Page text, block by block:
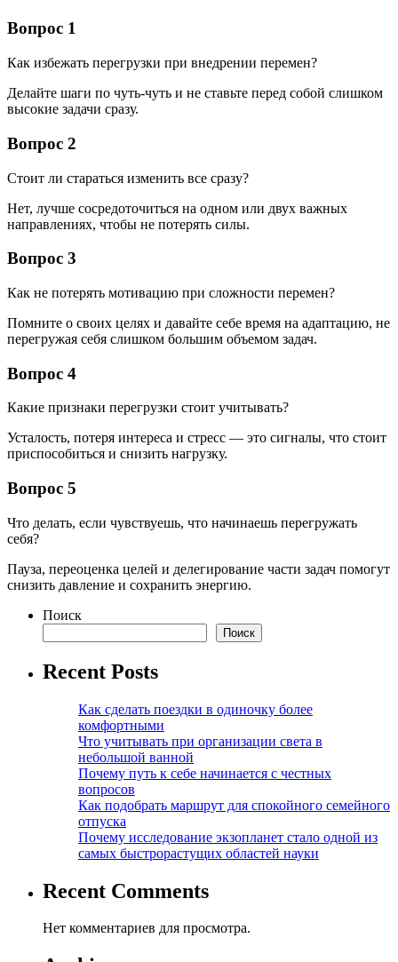
Вопрос 1
Как избежать перегрузки при внедрении перемен?
Делайте шаги по чуть-чуть и не ставьте перед собой слишком
высокие задачи сразу.
Вопрос 2
Стоит ли стараться изменить все сразу?
Нет, лучше сосредоточиться на одном или двух важных
направлениях, чтобы не потерять силы.
Вопрос 3
Как не потерять мотивацию при сложности перемен?
Помните о своих целях и давайте себе время на адаптацию, не
перегружая себя слишком большим объемом задач.
Вопрос 4
Какие признаки перегрузки стоит учитывать?
Усталость, потеря интереса и стресс — это сигналы, что стоит
приспособиться и снизить нагрузку.
Вопрос 5
Что делать, если чувствуешь, что начинаешь перегружать
себя?
Пауза, переоценка целей и делегирование части задач помогут
снизить давление и сохранить энергию.
Поиск
Поиск
Recent Posts
Как сделать поездки в одиночку более
комфортными
Что учитывать при организации света в
небольшой ванной
Почему путь к себе начинается с честных
вопросов
Как подобрать маршрут для спокойного семейного
отпуска
Почему исследование экзопланет стало одной из
самых быстрорастущих областей науки
Recent Comments
Нет комментариев для просмотра.